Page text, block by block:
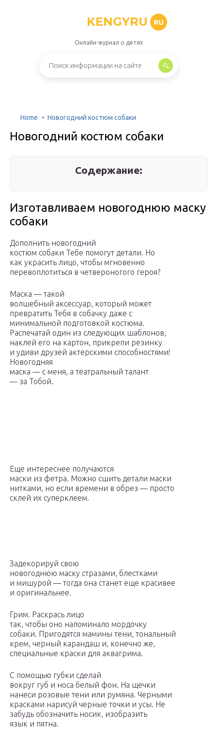
KENGYRU RU
Онлайн-журнал о детях
Home Новогодний костюм собаки
Новогодний костюм собаки
Содержание:
Изготавливаем новогоднюю маску
собаки
Дополнить новогодний
костюм собаки Тебе помогут детали. Но
как украсить лицо, чтобы мгновенно
перевоплотиться в четвероногого героя?
Маска — такой
волшебный аксессуар, который может
превратить Тебя в собачку даже с
минимальной подготовкой костюма.
Распечатай один из следующих шаблонов,
наклей его на картон, прикрепи резинку
и удиви друзей актерскими способностями!
Новогодняя
маска — с меня, а театральный талант
— за Тобой.
Еще интереснее получаются
маски из фетра. Можно сшить детали маски
нитками, но если времени в обрез — просто
склей их суперклеем.
Задекорируй свою
новогоднюю маску стразами, блестками
и мишурой — тогда она станет еще красивее
и оригинальнее.
Грим. Раскрась лицо
так, чтобы оно напоминало мордочку
собаки. Пригодятся мамины тени, тональный
крем, черный карандаш и, конечно же,
специальные краски для аквагрима.
С помощью губки сделай
вокруг губ и носа белый фон. На щечки
нанеси розовые тени или румяна. Черными
красками нарисуй черные точки и усы. Не
забудь обозначить носик, изобразить
язык и пятна.